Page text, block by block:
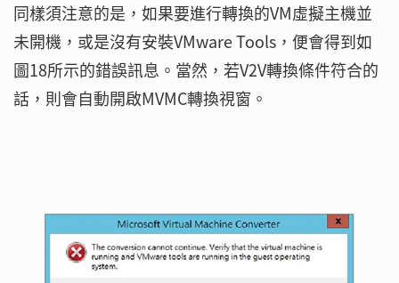
同樣須注意的是，如果要進行轉換的VM虛擬主機並
未開機，或是沒有安裝VMware Tools，便會得到如
圖18所示的錯誤訊息。當然，若V2V轉換條件符合的
話，則會自動開啟MVMC轉換視窗。